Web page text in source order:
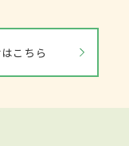
こちら